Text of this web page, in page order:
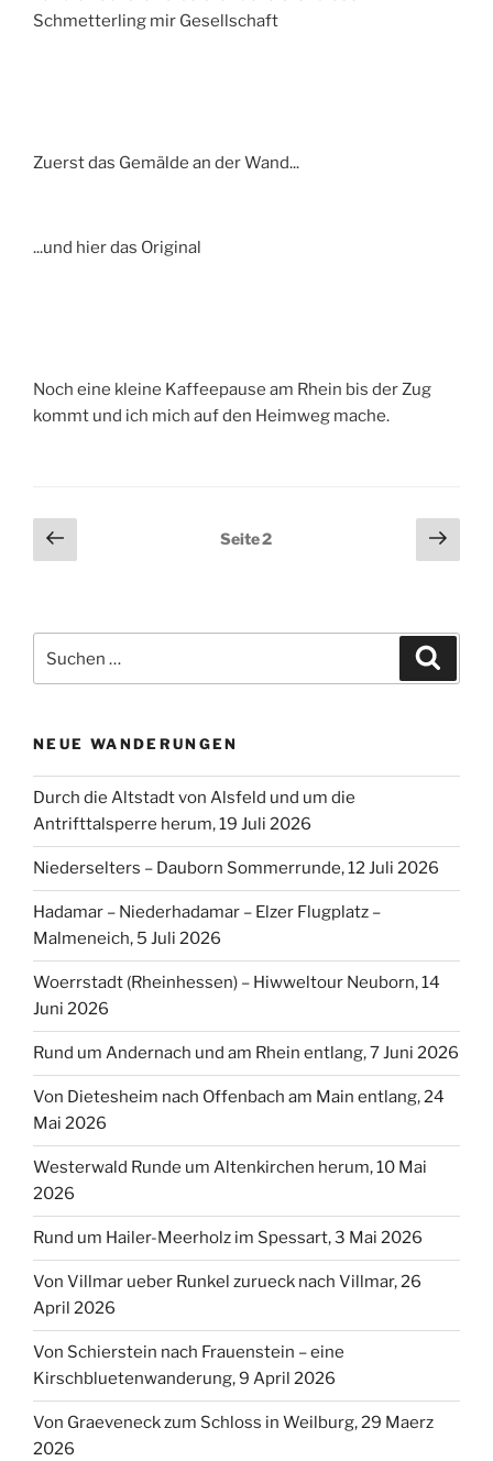
Schmetterling mir Gesellschaft
Zuerst das Gemälde an der Wand...
...und hier das Original
Noch eine kleine Kaffeepause am Rhein bis der Zug
kommt und ich mich auf den Heimweg mache.
Seitennummerierung
der
Vorherige
Seite
Seite2
nach:
NEUE WANDERUNGEN
Durch die Altstadt von Alsfeld und um die
Antrifttalsperre herum, 19 Juli 2026
Niederselters – Dauborn Sommerrunde, 12 Juli 2026
Hadamar – Niederhadamar – Elzer Flugplatz –
Malmeneich, 5 Juli 2026
Woerrstadt (Rheinhessen) – Hiwweltour Neuborn, 14
Juni 2026
Rund um Andernach und am Rhein entlang, 7 Juni 2026
Von Dietesheim nach Offenbach am Main entlang, 24
Mai 2026
Westerwald Runde um Altenkirchen herum, 10 Mai
2026
Rund um Hailer-Meerholz im Spessart, 3 Mai 2026
Von Villmar ueber Runkel zurueck nach Villmar, 26
April 2026
Von Schierstein nach Frauenstein – eine
Kirschbluetenwanderung, 9 April 2026
Von Graeveneck zum Schloss in Weilburg, 29 Maerz
2026